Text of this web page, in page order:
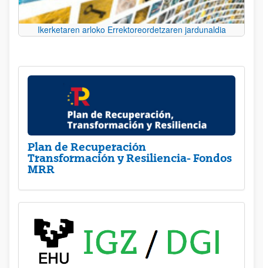
Ikerketaren arloko Errektoreordetzaren jardunaldia
Plan de Recuperación
Transformación y Resiliencia- Fondos
MRR